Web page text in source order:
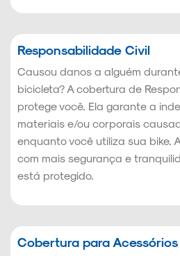
Responsabilidade Civil
Causou danos a alguém
bicicleta? A cobertura de
protege você. Ela garante a
materiais e/ou corporais
enquanto você utiliza sua bike.
com mais segurança e
está protegido.
Cobertura para Acessórios